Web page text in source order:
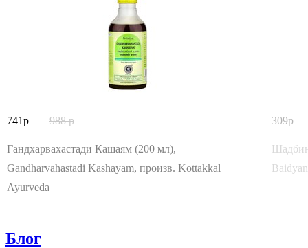
741 988
Гандхарвахастади Кашаям (200 мл),
Gandharvahastadi Kashayam, произв. Kottakkal
Ayurveda
309
Блог